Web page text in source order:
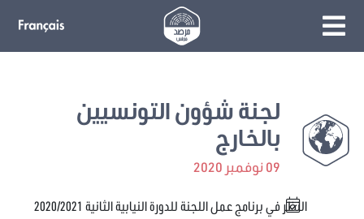
لجنة شؤون التونسيين
بالخارج
09 نوفمبر 2020
النظر في برنامج عمل اللجنة للدورة النيابية الثانية 2020/2021